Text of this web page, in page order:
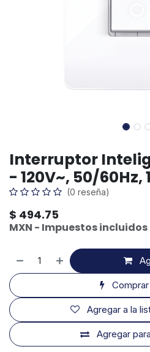
Interruptor
- 120V~, 50/60Hz,
(0 reseña)
$ 494.75
MXN - Impuestos incluidos
Agregar
Agregar a la